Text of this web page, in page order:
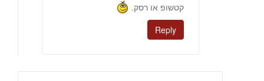
קטשופ או רסק.
Reply